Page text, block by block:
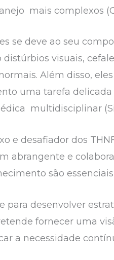
mais complexos
se deve ao seu
visuais,
Além disso,
uma tarefa
multidisciplinar
e desafiador dos
abrangente e
são
para desenvolver
fornecer uma
a necessidade